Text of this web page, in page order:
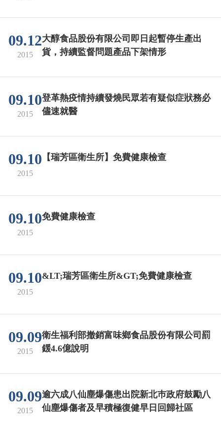
09.12
2015
大醇食品股份有限公司即日起暫停生產出
貨，持續監督問題產品下架情形
09.10
2015
登革熱疫情持續發燒民眾若有疑似症狀務必
儘速就醫
09.10
2015
【瑞芳區衛生所】免費健康檢查
09.10
2015
免費健康檢查
09.10
2015
&LT;瑞芳區衛生所&GT;免費健康檢查
09.09
2015
衛生福利部撤銷富味鄉食品股份有限公司罰
鍰4.6億說明
09.09
2015
逾六成八仙塵爆傷患出院新北巿政府鼓勵八
仙塵爆傷者及早積極復健早日回歸社區